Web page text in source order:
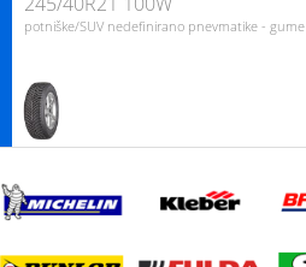
potniške/SUV nedefinirano pnevmatike - gume